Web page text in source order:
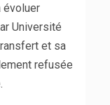
évoluer
Université
et sa
refusée